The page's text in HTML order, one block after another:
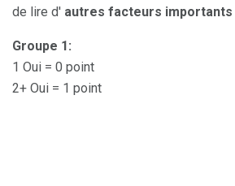
de lire d' autres facteurs importants
Groupe 1:
1 Oui = 0 point
2+ Oui = 1 point